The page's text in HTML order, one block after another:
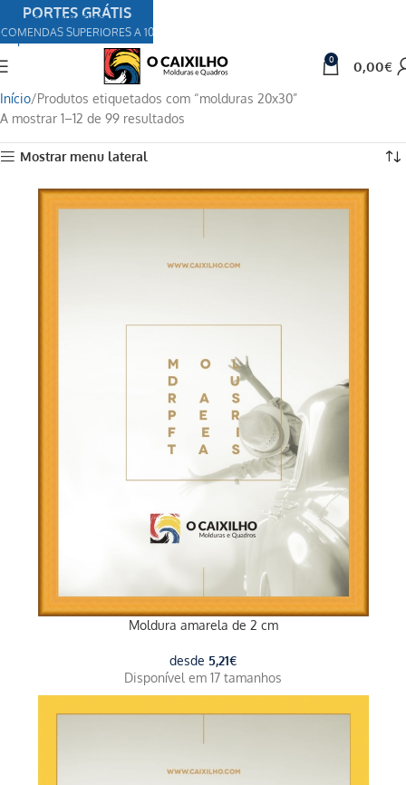
Skip to navigation
Skip to main content
0 0,00€
Início Produtos etiquetados com “molduras 20x30”
A mostrar 1–12 de 99 resultados
Mostrar menu lateral
Moldura amarela de 2 cm
desde 5,21€
Disponível em 17 tamanhos
PORTES GRÁTIS
SUPERIORES A 100€